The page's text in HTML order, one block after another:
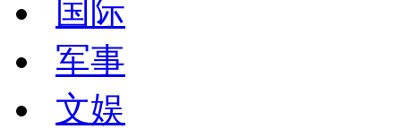
国际
军事
文娱